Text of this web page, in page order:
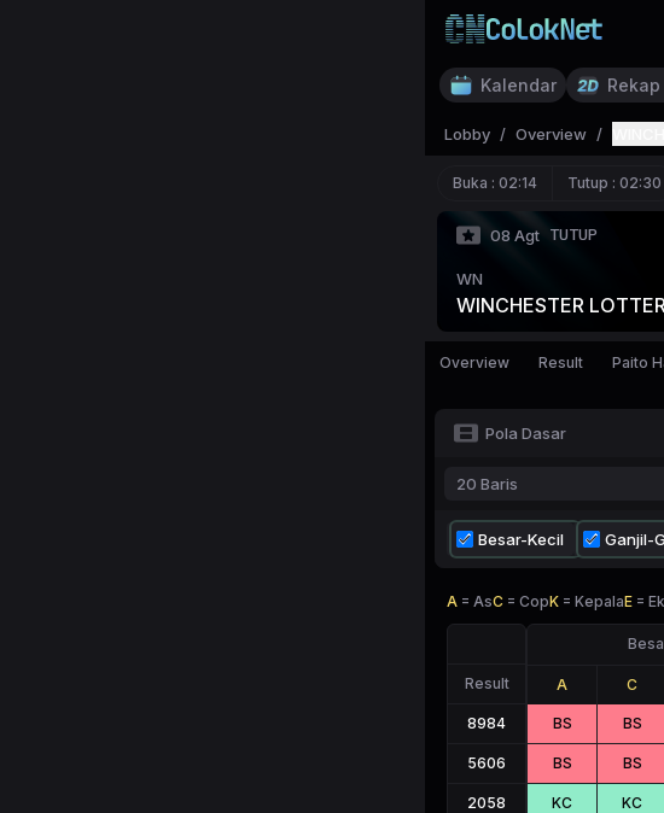
Kalendar Rekap
Lobby / Overview /
Buka : 02:14 Tutup : 02:30
08 Agt TUTUP
WN
WINCHESTER
Overview Result Paito
Pola Dasar
20 Baris
Besar-Kecil Ganjil-
A = AsC = CopK = KepalaE =
Result
8984
5606
2058
A C
BS BS
BS BS
KC KC